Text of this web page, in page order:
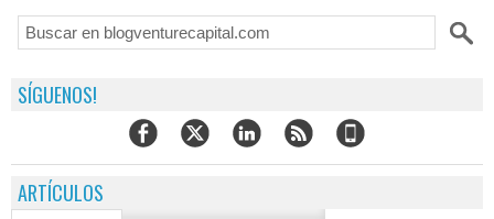
SÍGUENOS!
ARTÍCULOS